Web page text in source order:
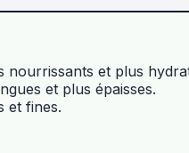
nourrissants et plus
et plus épaisses.
et fines.